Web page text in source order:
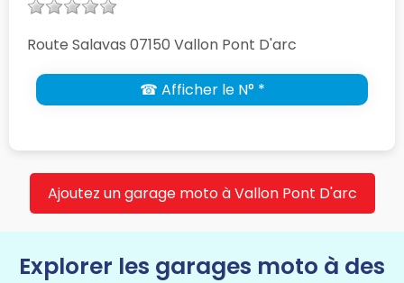
Route Salavas 07150 Vallon Pont D'arc
☎ Afficher le N° *
Ajoutez un garage moto à Vallon Pont D'arc
Explorer les garages moto à des